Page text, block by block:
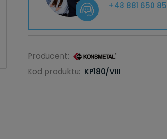
+48 881 650
Producent:
Kod produktu: KP180/VIII